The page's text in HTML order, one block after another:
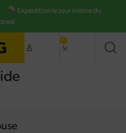
Expédition le jour même du
0